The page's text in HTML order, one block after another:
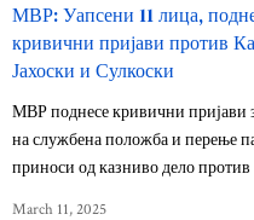
МВР: Уапсени 11 лица,
кривични пријави против
Јахоски и Сулкоски
МВР поднесе кривични пријави
на службена положба и перење
приноси од казниво дело
March 11, 2025